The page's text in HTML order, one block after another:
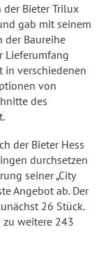
der Bieter Trilux
gab mit seinem
der Baureihe
Lieferumfang
in verschiedenen
von
des
der Bieter Hess
durchsetzen
seiner „City
Angebot ab. Der
26 Stück.
weitere 243